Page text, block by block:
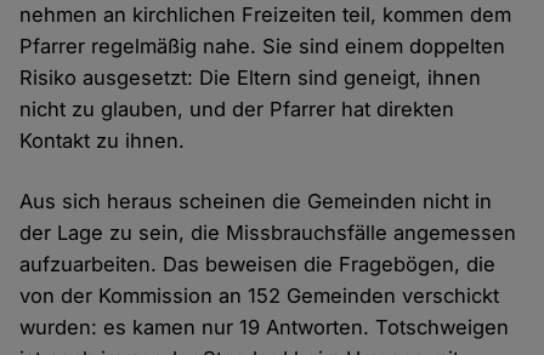
nehmen an kirchlichen Freizeiten teil, kommen dem
Pfarrer regelmäßig nahe. Sie sind einem doppelten
Risiko ausgesetzt: Die Eltern sind geneigt, ihnen
nicht zu glauben, und der Pfarrer hat direkten
Kontakt zu ihnen.
Aus sich heraus scheinen die Gemeinden nicht in
der Lage zu sein, die Missbrauchsfälle angemessen
aufzuarbeiten. Das beweisen die Fragebögen, die
von der Kommission an 152 Gemeinden verschickt
wurden: es kamen nur 19 Antworten. Totschweigen